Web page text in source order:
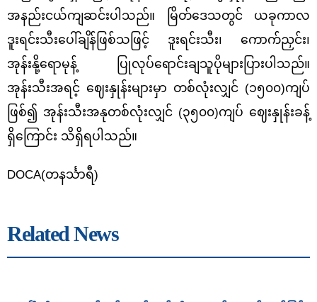
အနည်းငယ်ကျဆင်းပါသည်။ မြိတ်ဒေသတွင် ယခုကာလ
ဒူးရင်းသီးပေါ်ချိန်ဖြစ်သဖြင့် ဒူးရင်းသီး၊ ကောက်ညှင်း၊
အုန်းနို့ရောမုန့် ပြုလုပ်ရောင်းချသူပိုများပြားပါသည်။
အုန်းသီးအရင့် ဈေးနှုန်းများမှာ တစ်လုံးလျှင် (၁၅၀၀)ကျပ်
ဖြစ်၍ အုန်းသီးအနုတစ်လုံးလျှင် (၃၅၀၀)ကျပ် ဈေးနှုန်းခန့်
ရှိကြောင်း သိရှိရပါသည်။
DOCA(တနင်္သာရီ)
Related News